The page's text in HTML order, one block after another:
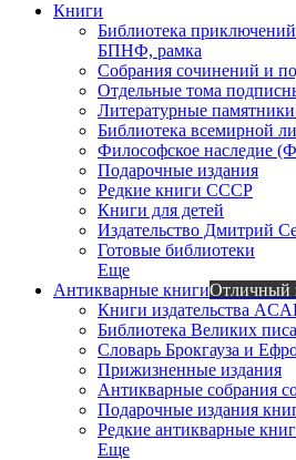
Книги
Библиотека
БПНФ, рамка
Собрания сочинений и
Отдельные тома
Литературные
Библиотека всемирной
Философское наследие
Подарочные издания
Редкие книги СССР
Книги для детей
Издательство Дмитрий
Готовые библиотеки
Еще
Антикварные книгиОтличный
Книги издательства
Библиотека Великих
Словарь Брокгауза и
Прижизненные издания
Антикварные собрания
Подарочные издания
Редкие антикварные
Еще